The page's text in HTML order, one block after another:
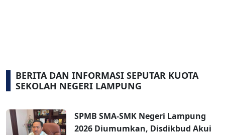
BERITA DAN INFORMASI SEPUTAR KUOTA
SEKOLAH NEGERI LAMPUNG
SPMB SMA-SMK Negeri Lampung
2026 Diumumkan, Disdikbud Akui